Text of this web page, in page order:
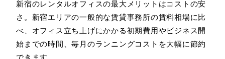
新宿のレンタルオフィスの最大メリットはコストの安
さ。新宿エリアの一般的な賃貸事務所の賃料相場に比
べ、オフィス立ち上げにかかる初期費用やビジネス開
始までの時間、毎月のランニングコストを大幅に節約
できます。